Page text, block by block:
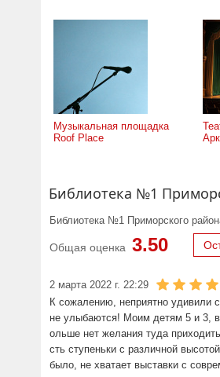
Музыкальная площадка
Roof Place
Библиотека №1
Библиотека №1 Приморского
Общая оценка 3.50
2 марта 2022 г. 22:29
К сожалению, неприятно удивили
не улыбаются! Моим детям 5 и 3, в
ольше нет желания туда
сть ступеньки с различной
было, не хватает выставки с